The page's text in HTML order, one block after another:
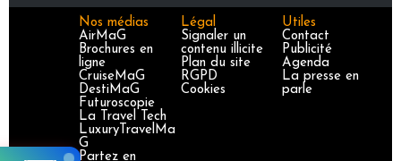
Nos médias
AirMaG
Brochures en
ligne
CruiseMaG
DestiMaG
Futuroscopie
La Travel Tech
LuxuryTravelMa
G
Partez en
Légal
Signaler un
contenu illicite
Plan du site
RGPD
Cookies
Utiles
Contact
Publicité
Agenda
La presse en
parle